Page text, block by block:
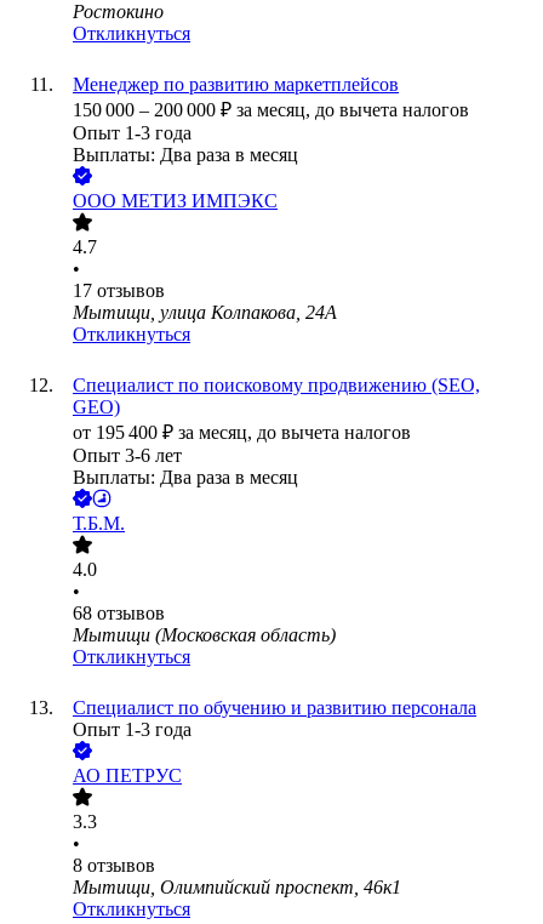
Ростокино
Откликнуться
Менеджер по развитию маркетплейсов
150 000 – 200 000 ₽ за месяц, до вычета налогов
Опыт 1-3 года
Выплаты: Два раза в месяц
ООО МЕТИЗ ИМПЭКС
4.7
•
17 отзывов
Мытищи, улица Колпакова, 24А
Откликнуться
Специалист по поисковому продвижению (SEO,
GEO)
от 195 400 ₽ за месяц, до вычета налогов
Опыт 3-6 лет
Выплаты: Два раза в месяц
Т.Б.М.
4.0
•
68 отзывов
Мытищи (Московская область)
Откликнуться
Специалист по обучению и развитию персонала
Опыт 1-3 года
АО ПЕТРУС
3.3
•
8 отзывов
Мытищи, Олимпийский проспект, 46к1
Откликнуться